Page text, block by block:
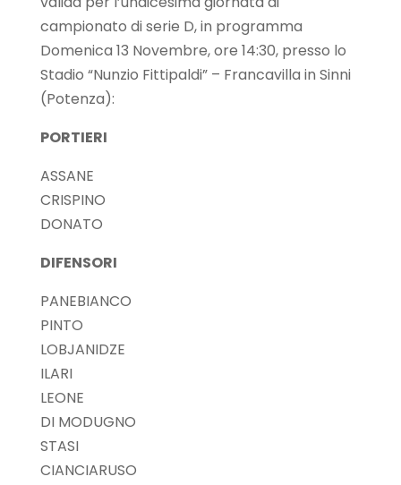
campionato di serie D, in programma
Domenica 13 Novembre, ore 14:30, presso lo
Stadio “Nunzio Fittipaldi” – Francavilla in Sinni
(Potenza):
PORTIERI
ASSANE
CRISPINO
DONATO
DIFENSORI
PANEBIANCO
PINTO
LOBJANIDZE
ILARI
LEONE
DI MODUGNO
STASI
CIANCIARUSO